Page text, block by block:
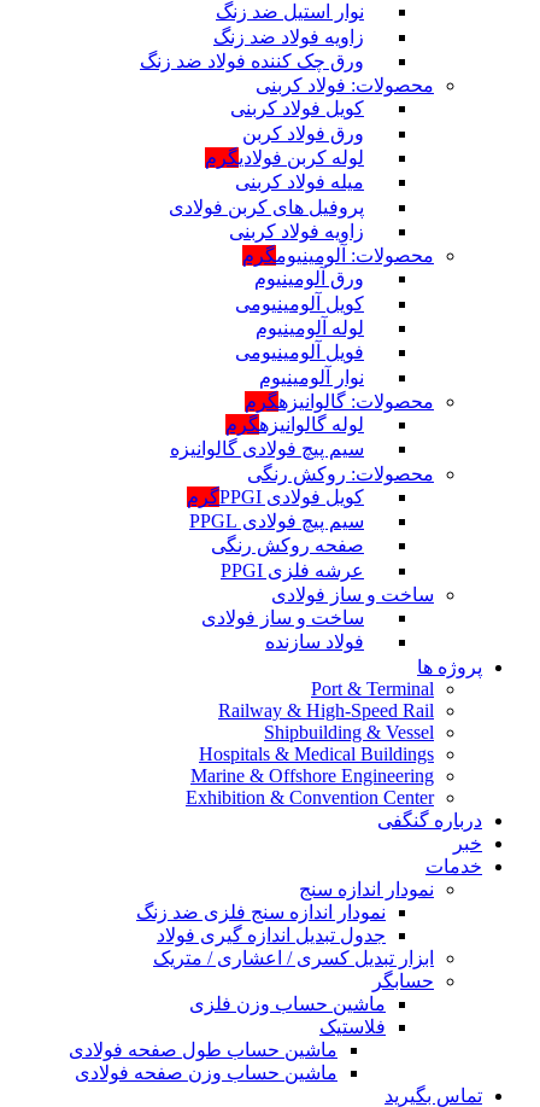
نوار استیل ضد زنگ
زاویه فولاد ضد زنگ
ورق چک کننده فولاد ضد زنگ
محصولات: فولاد کربنی
کویل فولاد کربنی
ورق فولاد کربن
لوله کربن فولادیگرم
میله فولاد کربنی
پروفیل های کربن فولادی
زاویه فولاد کربنی
محصولات: آلومینیومگرم
ورق آلومینیوم
کویل آلومینیومی
لوله آلومینیوم
فویل آلومینیومی
نوار آلومینیوم
محصولات: گالوانیزهگرم
لوله گالوانیزهگرم
سیم پیچ فولادی گالوانیزه
محصولات: روکش رنگی
کویل فولادی PPGI
گرم
سیم پیچ فولادی PPGL
صفحه روکش رنگی
عرشه فلزی PPGI
ساخت و ساز فولادی
ساخت و ساز فولادی
فولاد سازنده
پروژه ها
Port & Terminal
Railway & High-Speed Rail
Shipbuilding & Vessel
Hospitals & Medical Buildings
Marine & Offshore Engineering
Exhibition & Convention Center
درباره گنگفی
خبر
خدمات
نمودار اندازه سنج
نمودار اندازه سنج فلزی ضد زنگ
جدول تبدیل اندازه گیری فولاد
ابزار تبدیل کسری / اعشاری / متریک
حسابگر
ماشین حساب وزن فلزی
فلاستیک
ماشین حساب طول صفحه فولادی
ماشین حساب وزن صفحه فولادی
تماس بگیرید